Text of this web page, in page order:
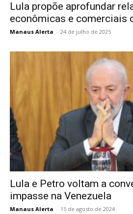
Lula propõe aprofundar
econômicas e comerciais
Manaus Alerta - 24 de julho de 2025
Lula e Petro voltam a
impasse na Venezuela
Manaus Alerta - 15 de agosto de 2024